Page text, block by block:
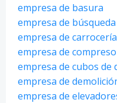
empresa de basura
empresa de
empresa de
empresa de
empresa de cubos de
empresa de
empresa de